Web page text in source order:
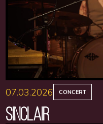
07.03.2026 CONCERT
SINCLAIR